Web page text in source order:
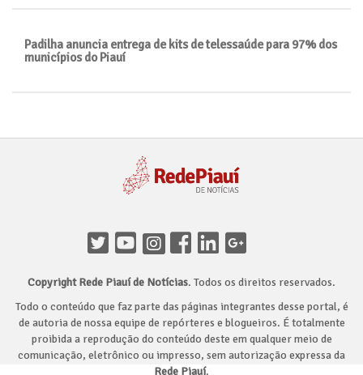
Padilha anuncia entrega de kits de telessaúde para 97% dos
municípios do Piauí
Copyright Rede Piauí de Notícias. Todos os direitos reservados.
Todo o conteúdo que faz parte das páginas integrantes desse portal, é
de autoria de nossa equipe de repórteres e blogueiros. É totalmente
proibida a reprodução do conteúdo deste em qualquer meio de
comunicação, eletrônico ou impresso, sem autorização expressa da
Rede Piauí.